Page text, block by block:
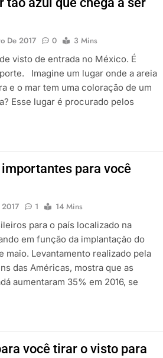
De 2017 0
3 Mins
visto de entrada no México. É
Imagine um lugar onde a areia
e o mar tem uma coloração de um
Esse lugar é procurado pelos
para você
1
14 Mins
para o país localizado na
em função da implantação do
maio. Levantamento realizado pela
das Américas, mostra que as
aumentaram 35% em 2016, se
você tirar o visto para